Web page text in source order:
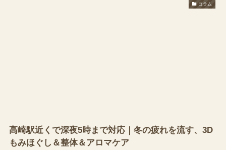
コラム
高崎駅近くで深夜5時まで対応｜冬の疲れを流す、3D
もみほぐし＆整体＆アロマケア